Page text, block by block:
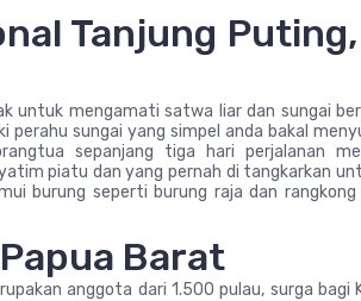
Tanjung
untuk mengamati satwa liar dan sungai
perahu sungai yang simpel anda bakal
sepanjang tiga hari perjalanan
piatu dan yang pernah di tangkarkan
burung seperti burung raja dan
Barat
anggota dari 1.500 pulau, surga bagi